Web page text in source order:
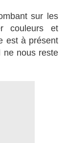
sur les
couleurs et
est à présent
ne nous reste